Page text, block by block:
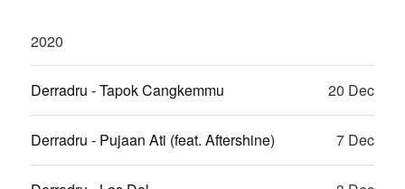
2020
Derradru - Tapok Cangkemmu 20 Dec
Derradru - Pujaan Ati (feat. Aftershine) 7 Dec